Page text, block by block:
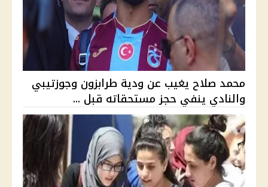
محمد صلاح يغيب عن ودية طرابزون وجوزتيبي
والنادي ينفي حجز مستحقاته قبل ...